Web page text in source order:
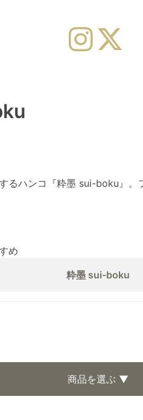
るハンコ『粋墨 sui-boku』
め
粋墨 sui-boku
商品を選ぶ ▼